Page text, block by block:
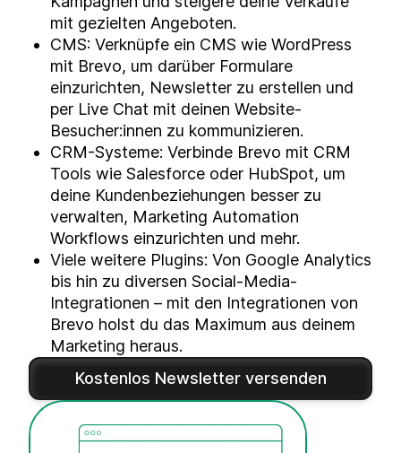
mit gezielten Angeboten.
CMS: Verknüpfe ein CMS wie WordPress
mit Brevo, um darüber Formulare
einzurichten, Newsletter zu erstellen und
per Live Chat mit deinen Website-
Besucher:innen zu kommunizieren.
CRM-Systeme: Verbinde Brevo mit CRM
Tools wie Salesforce oder HubSpot, um
deine Kundenbeziehungen besser zu
verwalten, Marketing Automation
Workflows einzurichten und mehr.
Viele weitere Plugins: Von Google Analytics
bis hin zu diversen Social-Media-
Integrationen – mit den Integrationen von
Brevo holst du das Maximum aus deinem
Marketing heraus.
Kostenlos Newsletter versenden